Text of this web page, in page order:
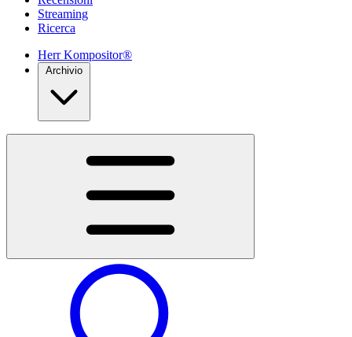
Streaming
Ricerca
Herr Kompositor®
Archivio